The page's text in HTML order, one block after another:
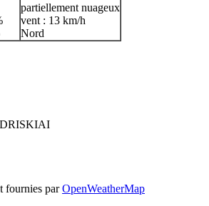
partiellement nuageux
vent : 13 km/h
Nord
fournies parOpenWeatherMap